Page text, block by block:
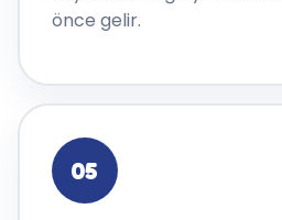
önce gelir.
05